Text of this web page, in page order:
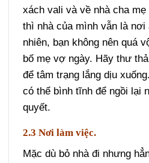
xách vali và về nhà cha
thì nhà của mình vẫn là nơi
nhiên, bạn không nên quá
bố mẹ vợ ngày. Hãy thư
để tâm trạng lắng dịu
có thể bình tĩnh để ngồi lại
quyết.
2.3 Nơi làm việc.
Mặc dù bỏ nhà đi nhưng